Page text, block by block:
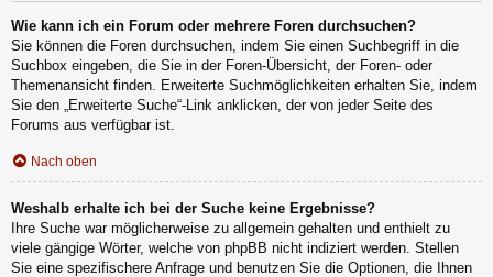
Wie kann ich ein Forum oder mehrere Foren durchsuchen?
Sie können die Foren durchsuchen, indem Sie einen Suchbegriff in die
Suchbox eingeben, die Sie in der Foren-Übersicht, der Foren- oder
Themenansicht finden. Erweiterte Suchmöglichkeiten erhalten Sie, indem
Sie den „Erweiterte Suche“-Link anklicken, der von jeder Seite des
Forums aus verfügbar ist.
Nach oben
Weshalb erhalte ich bei der Suche keine Ergebnisse?
Ihre Suche war möglicherweise zu allgemein gehalten und enthielt zu
viele gängige Wörter, welche von phpBB nicht indiziert werden. Stellen
Sie eine spezifischere Anfrage und benutzen Sie die Optionen, die Ihnen